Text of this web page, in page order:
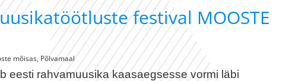
festival MOOSTE
festival MOOSTE
mõisas, Põlvamaal
eesti rahvamuusika kaasaegsesse vormi läbi